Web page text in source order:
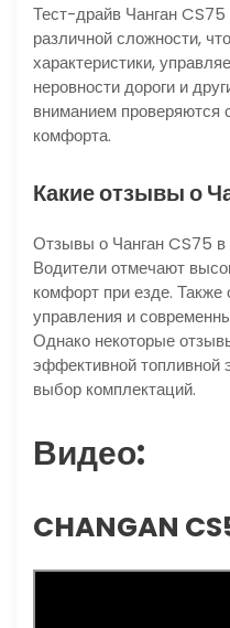
Тест-драйв Чанган CS75
различной сложности,
характеристики,
неровности дороги и
вниманием проверяются
комфорта.
Какие отзывы о
Отзывы о Чанган CS75
Водители отмечают
комфорт при езде. Также
управления и
Однако некоторые
эффективной топливной
выбор комплектаций.
Видео:
CHANGAN